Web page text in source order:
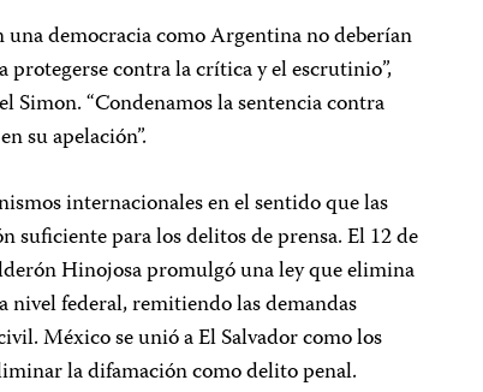
democracia como Argentina no deberían
protegerse contra la crítica y el escrutinio”,
Simon. “Condenamos la sentencia contra
su apelación”.
internacionales en el sentido que las
suficiente para los delitos de prensa. El 12 de
Hinojosa promulgó una ley que elimina
federal, remitiendo las demandas
México se unió a El Salvador como los
la difamación como delito penal.